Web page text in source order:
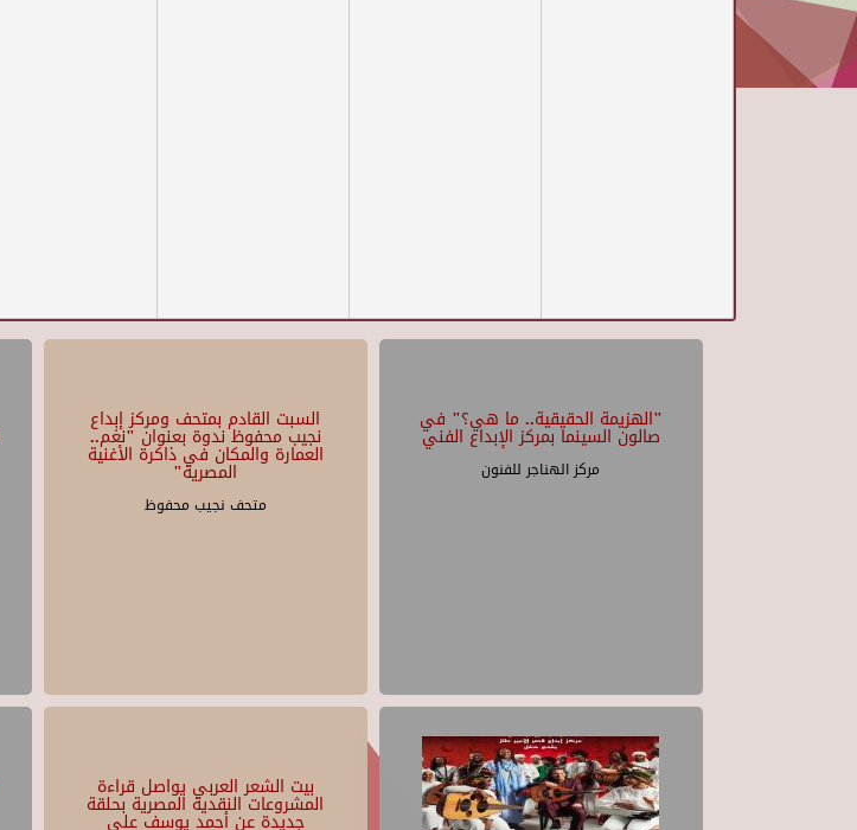
السبت القادم بمتحف ومركز إبداع
نجيب محفوظ ندوة بعنوان "نغم..
العمارة والمكان في ذاكرة الأغنية
المصرية"
متحف نجيب محفوظ
"الهزيمة الحقيقية.. ما هي؟" في
صالون السينما بمركز الإبداع الفني
مركز الهناجر للفنون
بيت الشعر العربي يواصل قراءة
المشروعات النقدية المصرية بحلقة
جديدة عن أحمد يوسف علي